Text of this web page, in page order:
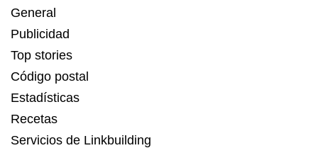
General
Publicidad
Top stories
Código postal
Estadísticas
Recetas
Servicios de Linkbuilding